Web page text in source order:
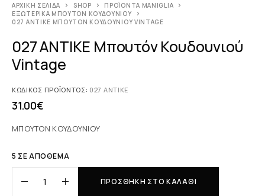
ΑΡΧΙΚΉ ΣΕΛΊΔΑ SHOP
ΠΡΟΪΌΝΤΑ MANIGLIA
ΕΞΩΤΕΡΙΚΆ ΜΠΟΥΤΌΝ ΚΟΥΔΟΥΝΙΟΎ
027 ΑΝΤΙΚΕ ΜΠΟΥΤΌΝ ΚΟΥΔΟΥΝΙΟΎ VINTAGE
027 ΑΝΤΙΚΕ Μπουτόν Κουδουνιού
Vintage
ΚΩΔΙΚΌΣ ΠΡΟΪΌΝΤΟΣ: 027 ΑΝΤΙΚΕ
31.00€
ΜΠΟΥΤΟΝ ΚΟΥΔΟΥΝΙΟΥ
5 ΣΕ ΑΠΌΘΕΜΑ
ΠΡΟΣΘΉΚΗ ΣΤΟ ΚΑΛΆΘΙ